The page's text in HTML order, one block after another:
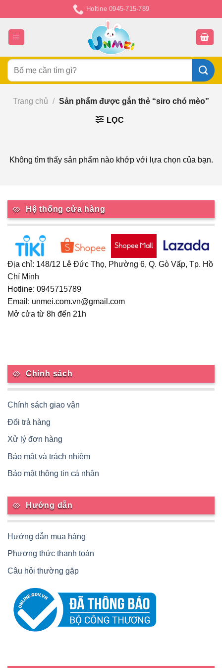
đến
nội
dung
Holtine 0945-715-789
Tìm
kiếm:
Trang chủ / Sản phẩm được gắn thẻ “siro chó mèo”
LỌC
Không tìm thấy sản phẩm nào khớp với lựa chọn của bạn.
Hệ thống cửa hàng
Địa chỉ: 148/12 Lê Đức Thọ, Phường 6, Q. Gò Vấp, Tp. Hồ
Chí Minh
Hotline: 0945715789
Email: unmei.com.vn@gmail.com
Mở cửa từ 8h đến 21h
Chính sách
Chính sách giao vận
Đổi trả hàng
Xử lý đơn hàng
Bảo mật và trách nhiệm
Bảo mật thông tin cá nhân
Hướng dẫn
Hướng dẫn mua hàng
Phương thức thanh toán
Câu hỏi thường gặp